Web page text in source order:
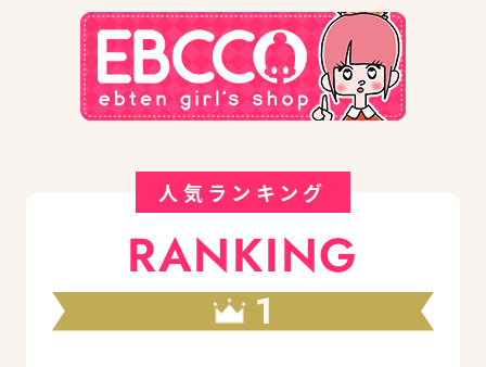
人気ランキング
RANKING
1